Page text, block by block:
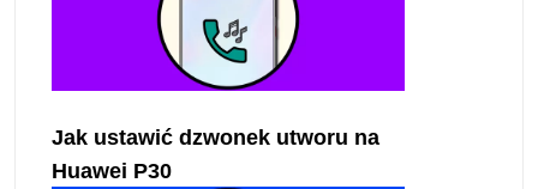
Jak ustawić dzwonek utworu na
Huawei P30